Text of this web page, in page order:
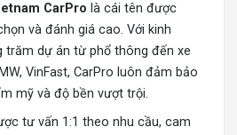
CarPro là cái tên được
và đánh giá cao. Với kinh
trăm dự án từ phổ thông đến xe
VinFast, CarPro luôn đảm bảo
mỹ và độ bền vượt trội.
tư vấn 1:1 theo nhu cầu, cam